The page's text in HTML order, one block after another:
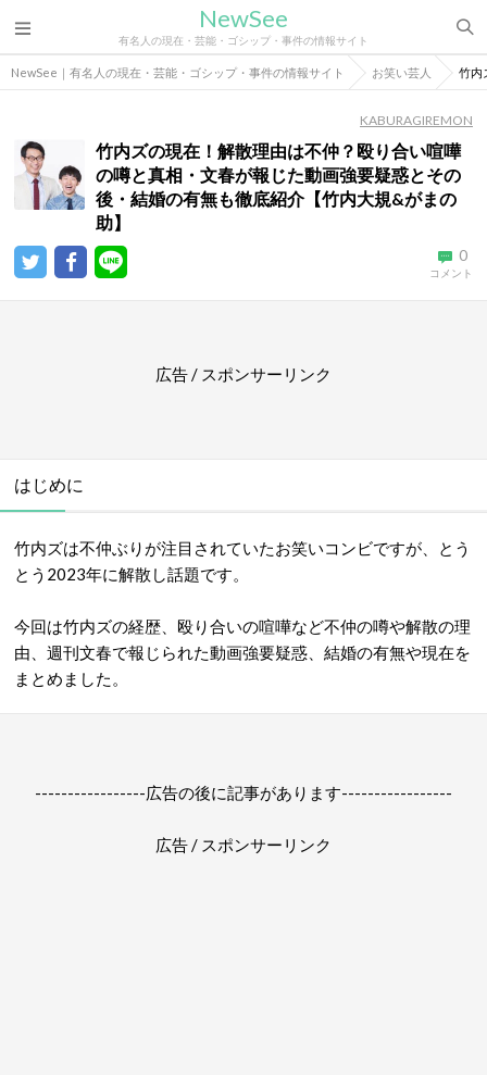
NewSee
有名人の現在・芸能・ゴシップ・事件の情報サイト
NewSee｜有名人の現在・芸能・ゴシップ・事件の情報サイト お笑い芸人 竹内
KABURAGIREMON
竹内ズの現在！解散理由は不仲？殴り合い喧嘩
の噂と真相・文春が報じた動画強要疑惑とその
後・結婚の有無も徹底紹介【竹内大規&がまの
助】
0
コメント
広告 / スポンサーリンク
はじめに
竹内ズは不仲ぶりが注目されていたお笑いコンビですが、とう
とう2023年に解散し話題です。
今回は竹内ズの経歴、殴り合いの喧嘩など不仲の噂や解散の理
由、週刊文春で報じられた動画強要疑惑、結婚の有無や現在を
まとめました。
-----------------広告の後に記事があります-----------------
広告 / スポンサーリンク